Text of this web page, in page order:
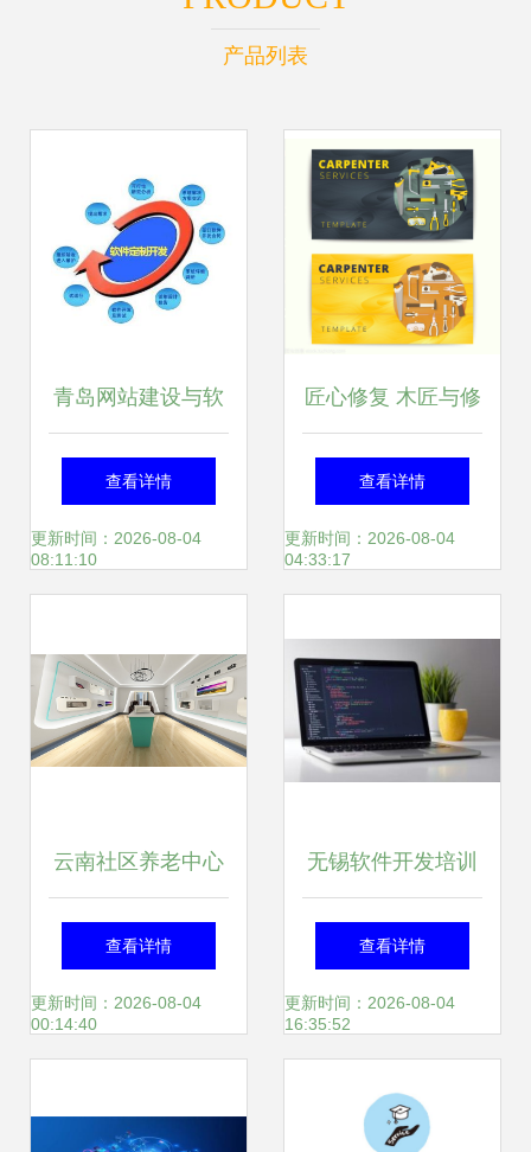
产品列表
青岛网站建设与软
件开发服务解析 价
格、趋势与应用公
查看详情
更新时间：2026-08-04
08:11:10
匠心修复 木匠与修
理工服务矢量名片
设计之美
查看详情
更新时间：2026-08-04
04:33:17
云南社区养老中心
与养老服务站装修
设计 唯楷装饰的全
查看详情
更新时间：2026-08-04
00:14:40
无锡软件开发培训
赋能智慧未来，携
手无锡软件企业共
查看详情
更新时间：2026-08-04
16:35:52